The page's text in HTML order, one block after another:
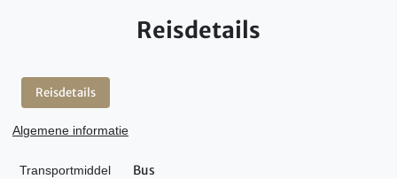
Reisdetails
Reisdetails
Algemene informatie
Transportmiddel Bus